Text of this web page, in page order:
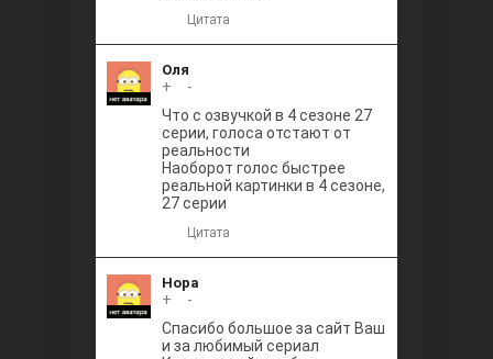
Цитата
Оля
+
-
Что с озвучкой в 4 сезоне 27
серии, голоса отстают от
реальности
Наоборот голос быстрее
реальной картинки в 4 сезоне,
27 серии
Цитата
Нора
+
-
Спасибо большое за сайт Ваш
и за любимый сериал